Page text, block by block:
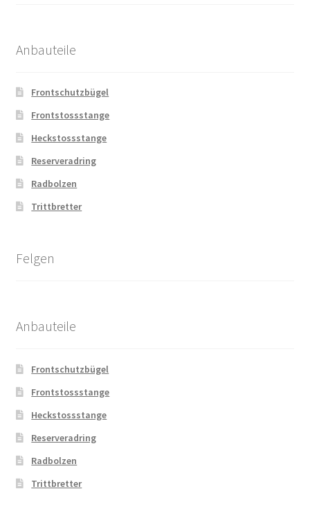
Anbauteile
Frontschutzbügel
Frontstossstange
Heckstossstange
Reserveradring
Radbolzen
Trittbretter
Felgen
Anbauteile
Frontschutzbügel
Frontstossstange
Heckstossstange
Reserveradring
Radbolzen
Trittbretter